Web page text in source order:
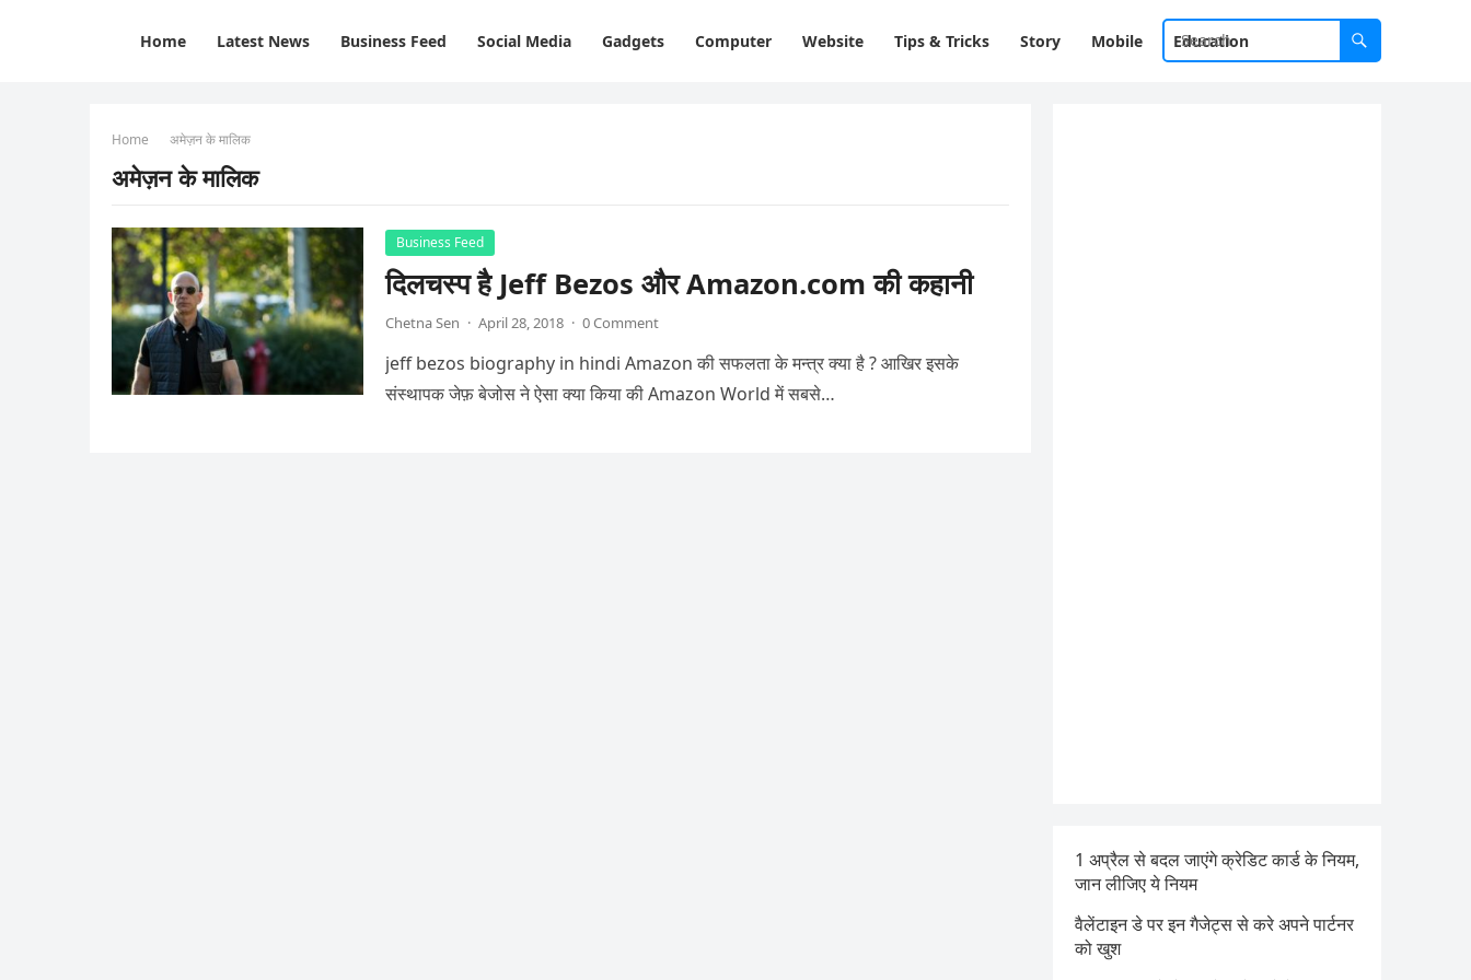
Home Latest News Business Feed Social Media Gadgets Computer Website Tips & Tricks Story Mobile Education
Home अमेज़न के मालिक
अमेज़न के मालिक
Business Feed
दिलचस्प है Jeff Bezos और Amazon.com की कहानी
Chetna Sen · April 28, 2018 · 0 Comment
jeff bezos biography in hindi Amazon की सफलता के मन्त्र क्या है ? आखिर इसके
संस्थापक जेफ़ बेजोस ने ऐसा क्या किया की Amazon World में सबसे…
1 अप्रैल से बदल जाएंगे क्रेडिट कार्ड के नियम,
जान लीजिए ये नियम
वैलेंटाइन डे पर इन गैजेट्स से करे अपने पार्टनर
को खुश